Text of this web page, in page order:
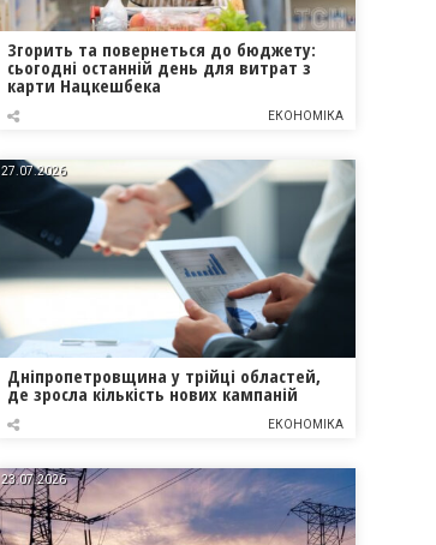
Згорить та повернеться до бюджету:
сьогодні останній день для витрат з
карти Нацкешбека
ЕКОНОМІКА
27.07.2026
Дніпропетровщина у трійці областей,
де зросла кількість нових кампаній
ЕКОНОМІКА
23.07.2026